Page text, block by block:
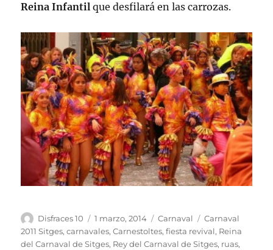
Reina Infantilque desfilará en las carrozas.
Autor
Disfraces 10
Publicado
el
1 marzo, 2014 Categorías
Carnaval Etiquetas
Carnaval
2011 Sitges,carnavales,Carnestoltes,fiesta revival, Reina
del Carnaval de Sitges, Rey del Carnaval de Sitges, ruas,